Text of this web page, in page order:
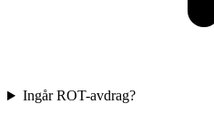
Ingår ROT-avdrag?